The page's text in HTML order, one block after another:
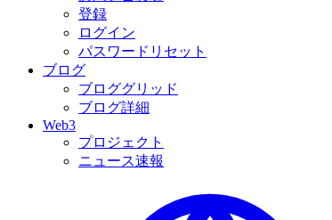
登録
ログイン
パスワードリセット
ブログ
ブロググリッド
ブログ詳細
Web3
プロジェクト
ニュース速報